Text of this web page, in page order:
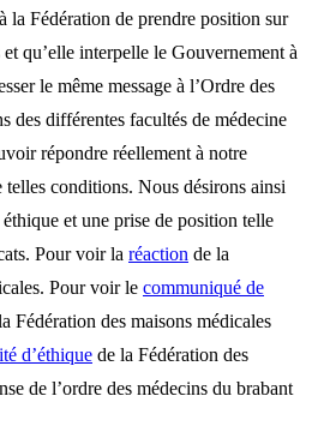
la Fédération de prendre position sur
qu’elle interpelle le Gouvernement à
le même message à l’Ordre des
des différentes facultés de médecine
répondre réellement à notre
telles conditions. Nous désirons ainsi
et une prise de position telle
Pour voir la réaction de la
Pour voir le communiqué de
Fédération des maisons médicales
d’éthique de la Fédération des
de l’ordre des médecins du brabant